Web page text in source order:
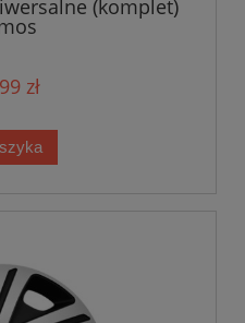
(komplet)
zł